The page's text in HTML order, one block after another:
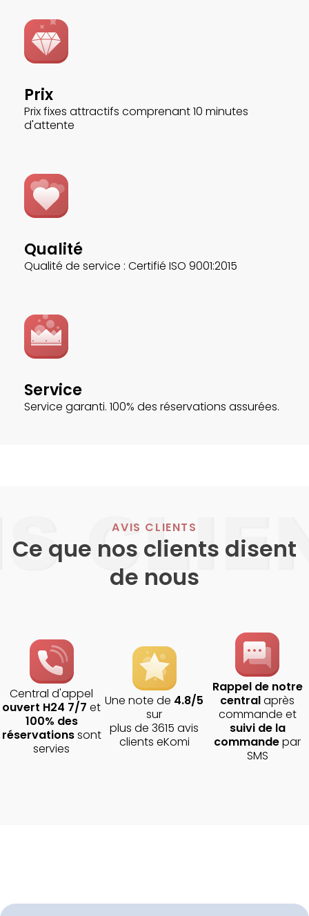
Prix
Prix fixes attractifs comprenant 10 minutes
d'attente
Qualité
Qualité de service : Certifié ISO 9001:2015
Service
Service garanti. 100% des réservations assurées.
AVIS CLIENTS
Ce que nos clients disent
de nous
Central d'appel
ouvert H24 7/7 et
100% des
réservationssont
servies
Une note de 4.8/5
sur
plus de 3615 avis
clients eKomi
Rappel de notre
centralaprès
commande et
suivi de la
commandepar
SMS